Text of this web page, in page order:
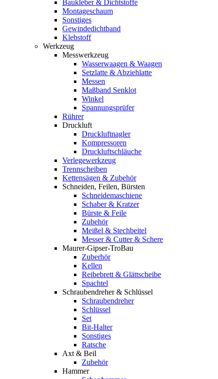
Baukleber & Dichtstoffe
Montageschaum
Sonstiges
Gewindedichtband
Klebstoff
Werkzeug
Messwerkzeug
Wasserwaagen & Waagen
Setzlatte & Abziehlatte
Messen
Maßband Senklot
Winkel
Spannungsprüfer
Rührer
Druckluft
Druckluftnagler
Kompressoren
Druckluftschläuche
Verlegewerkzeug
Trennscheiben
Kettensägen & Zubehör
Schneiden, Feilen, Bürsten
Schneidemaschiene
Schaber & Kratzer
Bürste & Feile
Zubehör
Meißel & Stechbeitel
Messer & Cutter & Schere
Maurer-Gipser-TroBau
Zuberhör
Kellen
Reibebrett & Glättscheibe
Spachtel
Schraubendreher & Schlüssel
Schraubendreher
Schlüssel
Set
Bit-Halter
Sonstiges
Ratsche
Axt & Beil
Zubehör
Hammer